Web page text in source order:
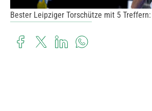
Bester Leipziger Torschütze mit 5